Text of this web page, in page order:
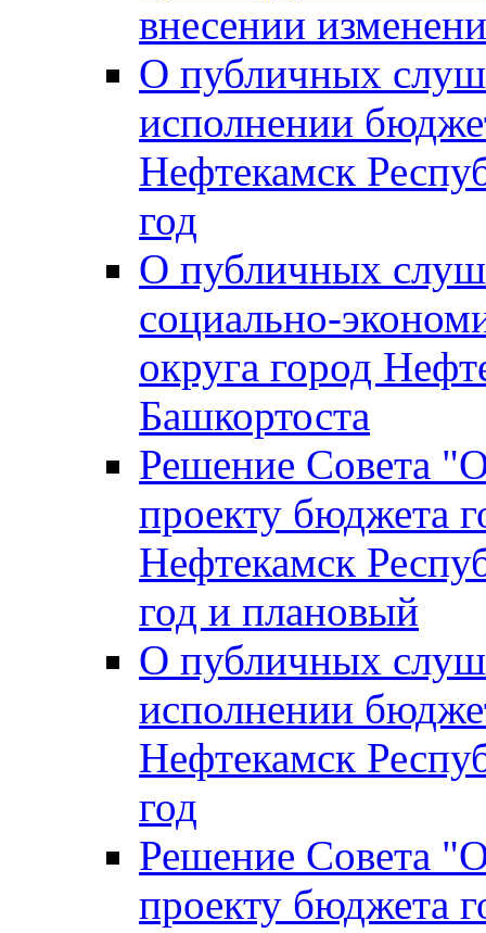
внесении
О публичных
исполнении
Нефтекамск
год
О публичных
социально-
округа город
Башкортоста
Решение Совета
проекту бюджета
Нефтекамск
год и плановый
О публичных
исполнении
Нефтекамск
год
Решение Совета
проекту бюджета